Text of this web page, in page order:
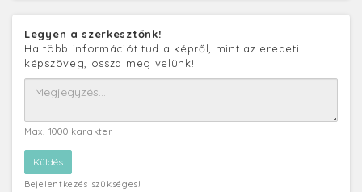
Legyen a szerkesztőnk!
Ha több információt tud a képről, mint az eredeti
képszöveg, ossza meg velünk!
Max. 1000 karakter
Bejelentkezés szükséges!